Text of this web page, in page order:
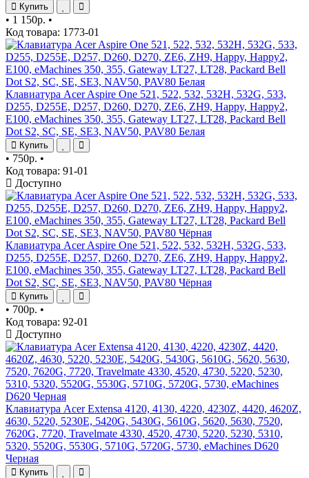
Купить
• 1 150р. •
Код товара: 1773-01
Клавиатура Acer Aspire One 521, 522, 532, 532H, 532G, 533,
D255, D255E, D257, D260, D270, ZE6, ZH9, Happy, Happy2,
E100, eMachines 350, 355, Gateway LT27, LT28, Packard Bell
Dot S2, SC, SE, SE3, NAV50, PAV80 Белая
Купить
• 750р. •
Код товара: 91-01
Доступно
Клавиатура Acer Aspire One 521, 522, 532, 532H, 532G, 533,
D255, D255E, D257, D260, D270, ZE6, ZH9, Happy, Happy2,
E100, eMachines 350, 355, Gateway LT27, LT28, Packard Bell
Dot S2, SC, SE, SE3, NAV50, PAV80 Чёрная
Купить
• 700р. •
Код товара: 92-01
Доступно
Клавиатура Acer Extensa 4120, 4130, 4220, 4230Z, 4420, 4620Z,
4630, 5220, 5230E, 5420G, 5430G, 5610G, 5620, 5630, 7520,
7620G, 7720, Travelmate 4330, 4520, 4730, 5220, 5230, 5310,
5320, 5520G, 5530G, 5710G, 5720G, 5730, eMachines D620
Черная
Купить